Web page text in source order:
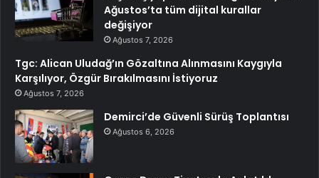
Ağustos’ta tüm dijital kurallar
değişiyor
Ağustos 7, 2026
Tgc: Alican Uludağ’ın Gözaltına Alınmasını Kaygıyla
Karşılıyor, Özgür Bırakılmasını İstiyoruz
Ağustos 7, 2026
Demirci’de Güvenli Sürüş Toplantısı
Ağustos 6, 2026